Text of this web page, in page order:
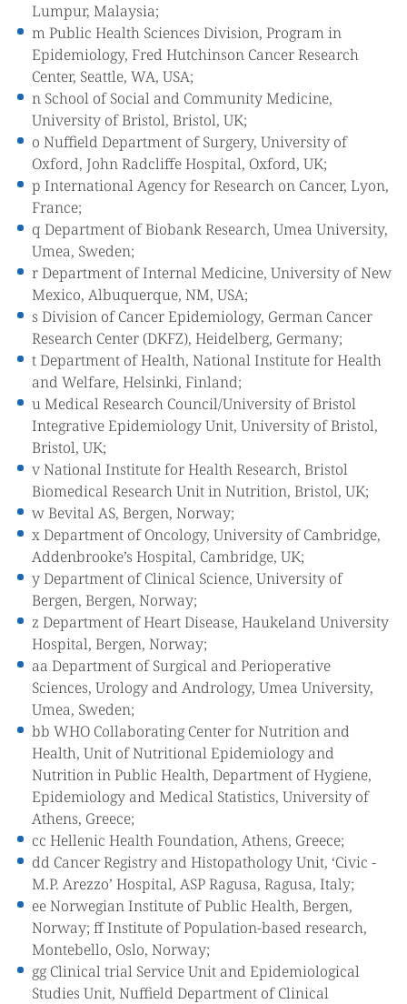
Lumpur, Malaysia;
m Public Health Sciences Division, Program in
Epidemiology, Fred Hutchinson Cancer Research
Center, Seattle, WA, USA;
n School of Social and Community Medicine,
University of Bristol, Bristol, UK;
o Nuffield Department of Surgery, University of
Oxford, John Radcliffe Hospital, Oxford, UK;
p International Agency for Research on Cancer, Lyon,
France;
q Department of Biobank Research, Umea University,
Umea, Sweden;
r Department of Internal Medicine, University of New
Mexico, Albuquerque, NM, USA;
s Division of Cancer Epidemiology, German Cancer
Research Center (DKFZ), Heidelberg, Germany;
t Department of Health, National Institute for Health
and Welfare, Helsinki, Finland;
u Medical Research Council/University of Bristol
Integrative Epidemiology Unit, University of Bristol,
Bristol, UK;
v National Institute for Health Research, Bristol
Biomedical Research Unit in Nutrition, Bristol, UK;
w Bevital AS, Bergen, Norway;
x Department of Oncology, University of Cambridge,
Addenbrooke’s Hospital, Cambridge, UK;
y Department of Clinical Science, University of
Bergen, Bergen, Norway;
z Department of Heart Disease, Haukeland University
Hospital, Bergen, Norway;
aa Department of Surgical and Perioperative
Sciences, Urology and Andrology, Umea University,
Umea, Sweden;
bb WHO Collaborating Center for Nutrition and
Health, Unit of Nutritional Epidemiology and
Nutrition in Public Health, Department of Hygiene,
Epidemiology and Medical Statistics, University of
Athens, Greece;
cc Hellenic Health Foundation, Athens, Greece;
dd Cancer Registry and Histopathology Unit, ‘Civic -
M.P. Arezzo’ Hospital, ASP Ragusa, Ragusa, Italy;
ee Norwegian Institute of Public Health, Bergen,
Norway; ff Institute of Population-based research,
Montebello, Oslo, Norway;
gg Clinical trial Service Unit and Epidemiological
Studies Unit, Nuffield Department of Clinical